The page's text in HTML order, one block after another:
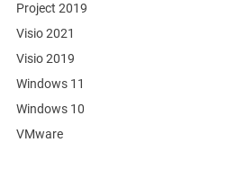
Project 2019
Visio 2021
Visio 2019
Windows 11
Windows 10
VMware